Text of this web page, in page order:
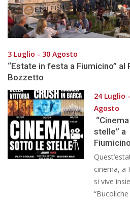
3 Luglio - 30 Agosto
“Estate in festa a Fiumicino” al
Bozzetto
24 Luglio
Agosto
stelle” a
Fiumicino
cinema, a
si vive